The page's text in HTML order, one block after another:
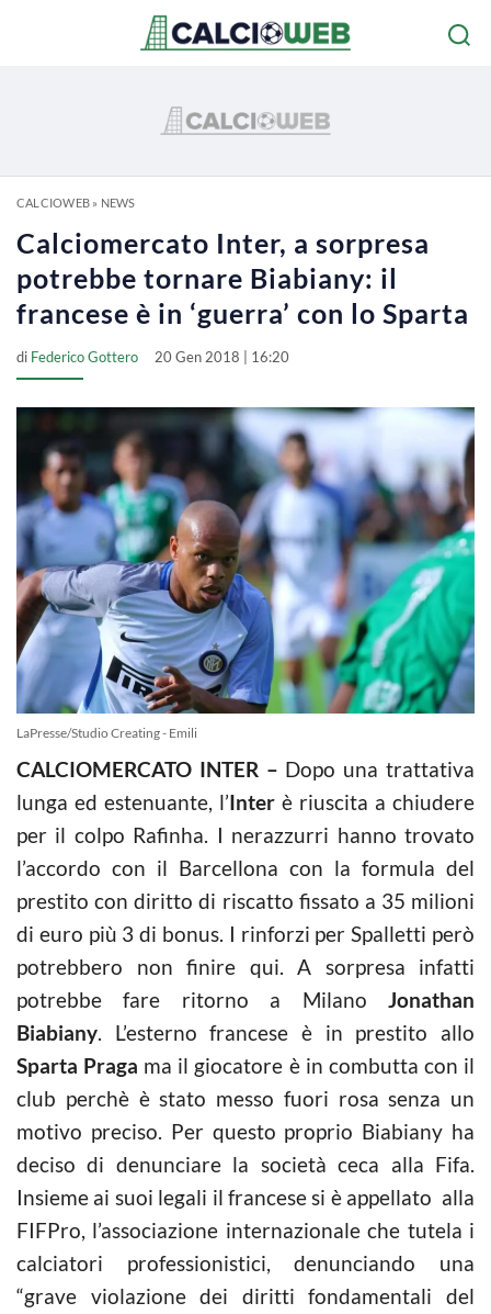
CALCIOWEB» NEWS
Calciomercato Inter, a sorpresa
potrebbe tornare Biabiany: il
francese è in ‘guerra’ con lo Sparta
di Federico Gottero 20 Gen 2018 | 16:20
LaPresse/Studio Creating - Emili
CALCIOMERCATO INTER – Dopo una trattativa
lunga ed estenuante, l’Inter è riuscita a chiudere
per il colpo Rafinha. I nerazzurri hanno trovato
l’accordo con il Barcellona con la formula del
prestito con diritto di riscatto fissato a 35 milioni
di euro più 3 di bonus. I rinforzi per Spalletti però
potrebbero non finire qui. A sorpresa infatti
potrebbe fare ritorno a Milano Jonathan
Biabiany. L’esterno francese è in prestito allo
Sparta Praga ma il giocatore è in combutta con il
club perchè è stato messo fuori rosa senza un
motivo preciso. Per questo proprio Biabiany ha
deciso di denunciare la società ceca alla Fifa.
Insieme ai suoi legali il francese si è appellato alla
FIFPro, l’associazione internazionale che tutela i
calciatori professionistici, denunciando una
“grave violazione dei diritti fondamentali del